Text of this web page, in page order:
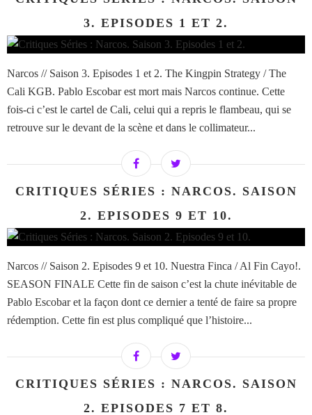
3. EPISODES 1 ET 2.
Narcos // Saison 3. Episodes 1 et 2. The Kingpin Strategy / The
Cali KGB. Pablo Escobar est mort mais Narcos continue. Cette
fois-ci c’est le cartel de Cali, celui qui a repris le flambeau, qui se
retrouve sur le devant de la scène et dans le collimateur...
CRITIQUES SÉRIES : NARCOS. SAISON
2. EPISODES 9 ET 10.
Narcos // Saison 2. Episodes 9 et 10. Nuestra Finca / Al Fin Cayo!.
SEASON FINALE Cette fin de saison c’est la chute inévitable de
Pablo Escobar et la façon dont ce dernier a tenté de faire sa propre
rédemption. Cette fin est plus compliqué que l’histoire...
CRITIQUES SÉRIES : NARCOS. SAISON
2. EPISODES 7 ET 8.